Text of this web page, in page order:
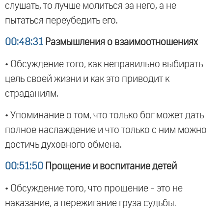
слушать, то лучше молиться за него, а не
пытаться переубедить его.
00:48:31 Размышления о взаимоотношениях
• Обсуждение того, как неправильно выбирать
цель своей жизни и как это приводит к
страданиям.
• Упоминание о том, что только бог может дать
полное наслаждение и что только с ним можно
достичь духовного обмена.
00:51:50 Прощение и воспитание детей
• Обсуждение того, что прощение - это не
наказание, а пережигание груза судьбы.